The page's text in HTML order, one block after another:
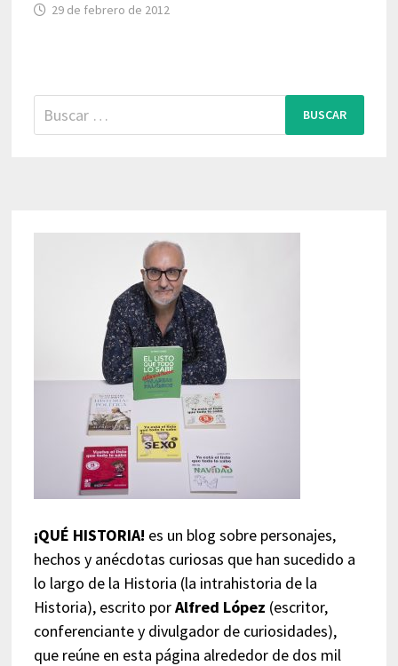
29 de febrero de 2012
Buscar:
¡QUÉ HISTORIA! es un blog sobre personajes,
hechos y anécdotas curiosas que han sucedido a
lo largo de la Historia (la intrahistoria de la
Historia), escrito porAlfred López (escritor,
conferenciante y divulgador de curiosidades),
que reúne en esta página alrededor de dos mil